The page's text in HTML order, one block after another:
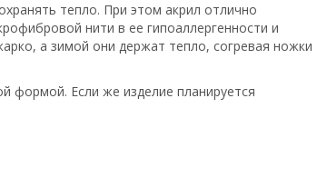
тепло. При этом акрил отлично
нити в ее гипоаллергенности и
а зимой они держат тепло, согревая ножки
формой. Если же изделие планируется